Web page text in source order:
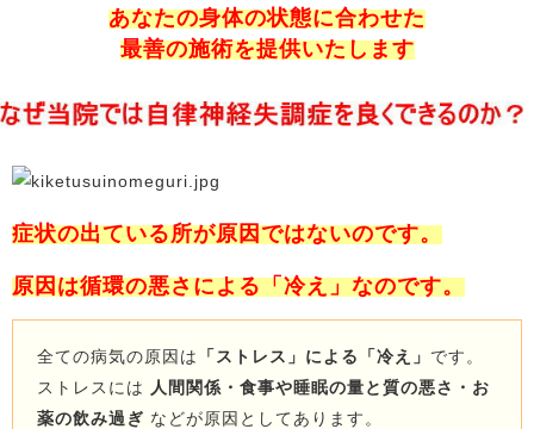
あなたの身体の状態に合わせた
最善の施術を提供いたします
症状の出ている所が原因ではないのです。
原因は循環の悪さによる「冷え」なのです。
全ての病気の原因は 「ストレス」による「冷え」 です。
ストレスには
人間関係・食事や睡眠の量と質の悪さ・お
薬の飲み過ぎ などが原因としてあります。